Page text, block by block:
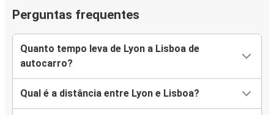
Perguntas frequentes
Quanto tempo leva de Lyon a Lisboa de
autocarro?
Qual é a distância entre Lyon e Lisboa?